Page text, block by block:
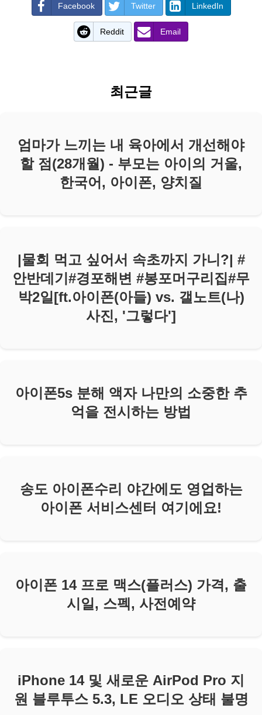
Facebook Twitter LinkedIn
Reddit Email
최근글
엄마가 느끼는 내 육아에서 개선해야
할 점(28개월) - 부모는 아이의 거울,
한국어, 아이폰, 양치질
|물회 먹고 싶어서 속초까지 가니?| #
안반데기#경포해변 #봉포머구리집#무
박2일[ft.아이폰(아들) vs. 갤노트(나)
사진, '그렇다']
아이폰5s 분해 액자 나만의 소중한 추
억을 전시하는 방법
송도 아이폰수리 야간에도 영업하는
아이폰 서비스센터 여기에요!
아이폰 14 프로 맥스(플러스) 가격, 출
시일, 스펙, 사전예약
iPhone 14 및 새로운 AirPod Pro 지
원 블루투스 5.3, LE 오디오 상태 불명